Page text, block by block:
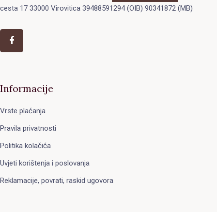
cesta 17 33000 Virovitica 39488591294 (OIB) 90341872 (MB)
Informacije
Vrste plaćanja
Pravila privatnosti
Politika kolačića
Uvjeti korištenja i poslovanja
Reklamacije, povrati, raskid ugovora